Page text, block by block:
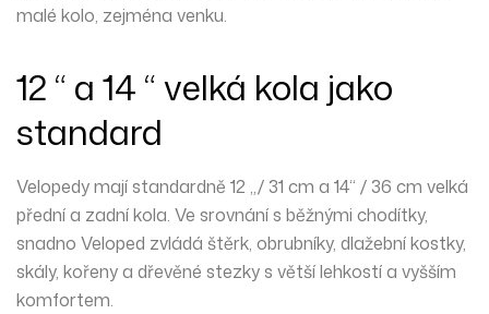
malé kolo, zejména venku.
12 “ a 14 “ velká kola jako
standard
Velopedy mají standardně 12 „/ 31 cm a 14“ / 36 cm velká
přední a zadní kola. Ve srovnání s běžnými chodítky,
snadno Veloped zvládá štěrk, obrubníky, dlažební kostky,
skály, kořeny a dřevěné stezky s větší lehkostí a vyšším
komfortem.